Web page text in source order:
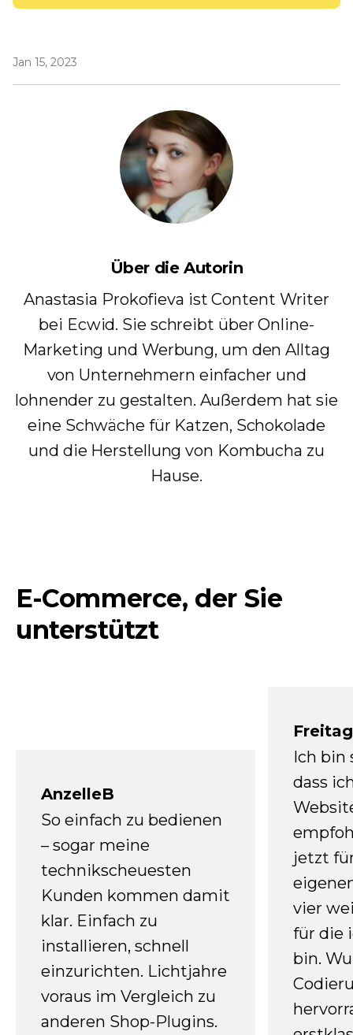
Jan 15, 2023
Über die Autorin
Anastasia Prokofieva ist Content Writer
bei Ecwid. Sie schreibt über Online-
Marketing und Werbung, um den Alltag
von Unternehmern einfacher und
lohnender zu gestalten. Außerdem hat sie
eine Schwäche für Katzen, Schokolade
und die Herstellung von Kombucha zu
Hause.
E-Commerce, der Sie
unterstützt
AnzelleB
So einfach zu bedienen
– sogar meine
technikscheuesten
Kunden kommen damit
klar. Einfach zu
installieren, schnell
einzurichten. Lichtjahre
voraus im Vergleich zu
anderen Shop-Plugins.
Ich bin
dass
jetzt
vier
für die
bin.